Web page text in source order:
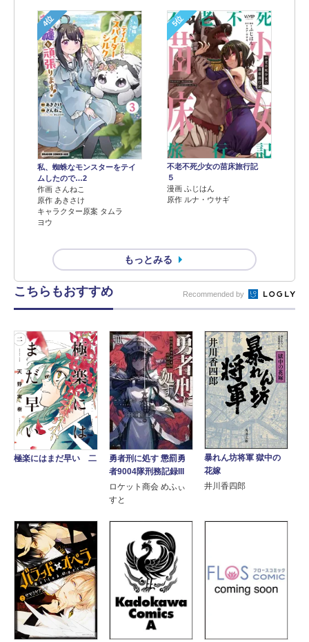
4位
私、蜘蛛なモンスターをテイ
ムしたので…2
作画 さんねこ
原作 あきさけ
キャラクター原案 タムラ
ヨウ
5位
不老不死少女の苗床旅行記
５
漫画 ふじはん
原作 ルナ・ウサギ
もっとみる
こちらもおすすめ Recommended by
極楽にはまだ早い 二
勇者刑に処す 懲罰勇
者9004隊刑務記録III
ロケット商会 めふぃ
すと
暴れん坊将軍 獄中の
花嫁
井川香四郎